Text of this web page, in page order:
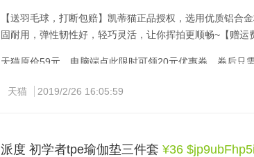
【送羽毛球，打断包赔】凯蒂猫正品授权，选用优质铝合
固耐用，弹性韧性好，轻巧灵活，让你挥拍更顺畅~【赠运
天猫原价59元，电脑端点此限时可领20元优惠券，券后只
手机端复制标题淘口令，打开手机淘宝即可查看并下单！
天猫 2019/2/26 16:05:59
派度 初学者tpe瑜伽垫三件套 ¥36